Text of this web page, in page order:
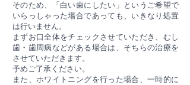
そのため、「白い歯にしたい」というご希望で
いらっしゃった場合であっても、いきなり処置
は行いません。
まずお口全体をチェックさせていただき、むし
歯・歯周病などがある場合は、そちらの治療を
させていただきます。
予めご了承ください。
また、ホワイトニングを行った場合、一時的に